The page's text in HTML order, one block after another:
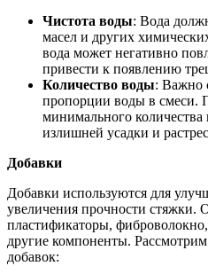
Чистота воды: Вода
масел и других
вода может негативно
привести к появлению
Количество воды: Важно
пропорции воды в смеси.
минимального
излишней усадки и
Добавки
Добавки используются для
увеличения прочности стяжки.
пластификаторы,
другие компоненты.
добавок: